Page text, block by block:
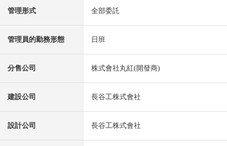
管理形式 全部委託
管理員的勤務形態 日班
分售公司 株式會社丸紅(開發商)
建設公司 長谷工株式會社
設計公司 長谷工株式會社